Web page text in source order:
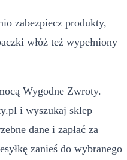
zabezpiecz produkty,
włóż też wypełniony
Wygodne Zwroty.
i wyszukaj sklep
dane i zapłać za
zanieś do wybranego